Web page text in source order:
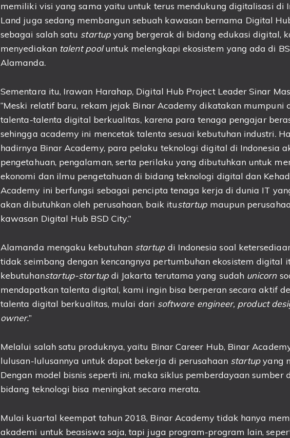
memiliki visi yang sama yaitu untuk terus mendukung digitalisasi di
Land juga sedang membangun sebuah kawasan bernama Digital
sebagai salah satu startupyang bergerak di bidang edukasi digital,
menyediakan talent pooluntuk melengkapi ekosistem yang ada di
Alamanda.
Sementara itu, Irawan Harahap, Digital Hub Project Leader Sinar
“Meski relatif baru, rekam jejak Binar Academydikatakan mumpuni
talenta-talenta digital berkualitas, karena para tenaga pengajar
sehingga academy ini mencetak talenta sesuai kebutuhan industri.
hadirnya Binar Academy, para pelaku teknologi digital di Indonesia
pengetahuan, pengalaman, serta perilaku yang dibutuhkan untuk
ekonomi dan ilmu pengetahuan di bidang teknologi digital dan
Academy ini berfungsi sebagai pencipta tenaga kerja di dunia IT
akandibutuhkan oleh perusahaan, baik itustartup maupun p
kawasan Digital Hub BSD City.”
Alamanda mengaku kebutuhan startupdi Indonesia soal
tidak seimbang dengan kencangnya pertumbuhan ekosistem digital
kebutuhanstartup-startupdi Jakarta terutama yang sudah unicorn
mendapatkan talenta digital, kami ingin bisa berperan secara aktif
talenta digital berkualitas, mulai dari software engineer, product
owner.”
Melalui salah satu produknya, yaitu Binar Career Hub, Binar
lulusan-lulusannya untuk dapat bekerja di perusahaan startupyang
Dengan model bisnis seperti ini, maka siklus pemberdayaan sumber
bidang teknologi bisa meningkat secara merata.
Mulai kuartal keempat tahun 2018, Binar Academy tidak hanya
akademi untuk beasiswa saja, tapi juga program-program lain,